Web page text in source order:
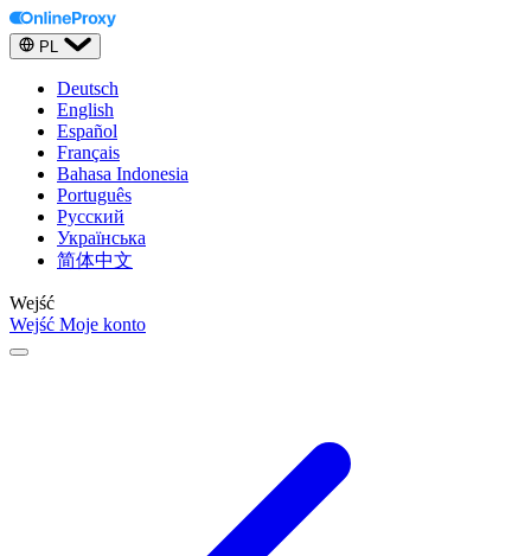
PL
Deutsch
English
Español
Français
Bahasa Indonesia
Português
Русский
Українська
简体中文
Wejść
Wejść Moje konto